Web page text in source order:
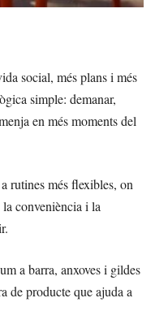
social, més plans i més
simple: demanar,
en més moments del
rutines més flexibles, on
conveniència i la
a barra, anxoves i gildes
de producte que ajuda a